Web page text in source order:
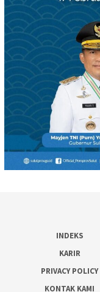
INDEKS
KARIR
PRIVACY POLICY
KONTAK KAMI